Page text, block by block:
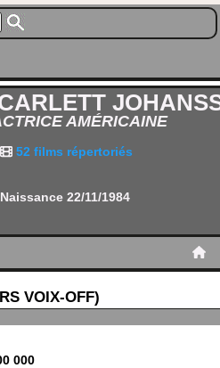
AMÉRICAINE
52 films répertoriés
Naissance 22/11/1984
VOIX-OFF)
000